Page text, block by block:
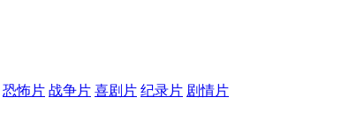
恐怖片 战争片 喜剧片 纪录片 剧情片